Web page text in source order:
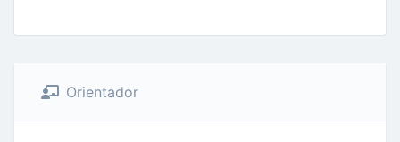
Orientador